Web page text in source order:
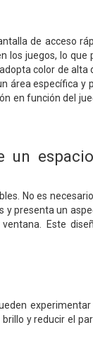
de acceso
los juegos, lo que
color de alta
área específica y
en función del
un
No es
y presenta un
Este
y reducir el